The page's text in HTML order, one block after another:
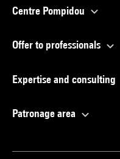
Centre Pompidou
Offer to professionals
Expertise and consulting
Patronage area